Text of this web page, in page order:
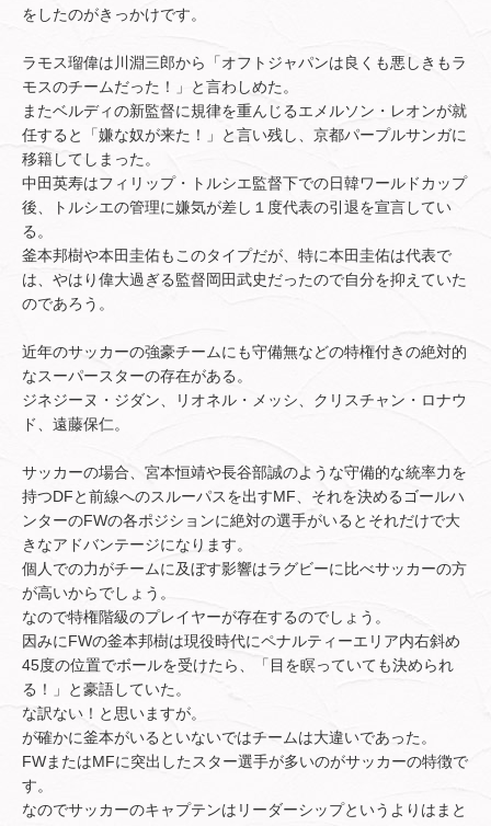
をしたのがきっかけです。
ラモス瑠偉は川淵三郎から「オフトジャパンは良くも悪しきもラ
モスのチームだった！」と言わしめた。
またベルディの新監督に規律を重んじるエメルソン・レオンが就
任すると「嫌な奴が来た！」と言い残し、京都パープルサンガに
移籍してしまった。
中田英寿はフィリップ・トルシエ監督下での日韓ワールドカップ
後、トルシエの管理に嫌気が差し１度代表の引退を宣言してい
る。
釜本邦樹や本田圭佑もこのタイプだが、特に本田圭佑は代表で
は、やはり偉大過ぎる監督岡田武史だったので自分を抑えていた
のであろう。
近年のサッカーの強豪チームにも守備無などの特権付きの絶対的
なスーパースターの存在がある。
ジネジーヌ・ジダン、リオネル・メッシ、クリスチャン・ロナウ
ド、遠藤保仁。
サッカーの場合、宮本恒靖や長谷部誠のような守備的な統率力を
持つDFと前線へのスルーパスを出すMF、それを決めるゴールハ
ンターのFWの各ポジションに絶対の選手がいるとそれだけで大
きなアドバンテージになります。
個人での力がチームに及ぼす影響はラグビーに比べサッカーの方
が高いからでしょう。
なので特権階級のプレイヤーが存在するのでしょう。
因みにFWの釜本邦樹は現役時代にペナルティーエリア内右斜め
45度の位置でボールを受けたら、「目を瞑っていても決められ
る！」と豪語していた。
な訳ない！と思いますが。
が確かに釜本がいるといないではチームは大違いであった。
FWまたはMFに突出したスター選手が多いのがサッカーの特徴で
す。
なのでサッカーのキャプテンはリーダーシップというよりはまと